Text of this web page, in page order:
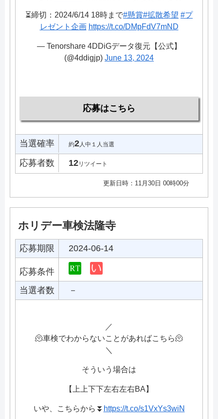
⏳締切：2024/6/14 18時まで#懸賞#拡散希望 #プ
レゼント企画 https://t.co/DMpFdV7mND
— Tenorshare 4DDiGデータ復元【公式】
(@4ddigjp) June 13, 2024
応募はこちら
当選確率 約2人中１人当選
応募者数 12リツイート
更新日時：11月30日 00時00分
ホリデー車検法隆寺
応募期限 2024-06-14
応募条件
当選者数
－
／
🫠車検でわからないことがあればこちら🫠
＼
そういう場合は
【上上下下左右左右BA】
いや、こちらから⏬ https://t.co/s1VxYs3wiN